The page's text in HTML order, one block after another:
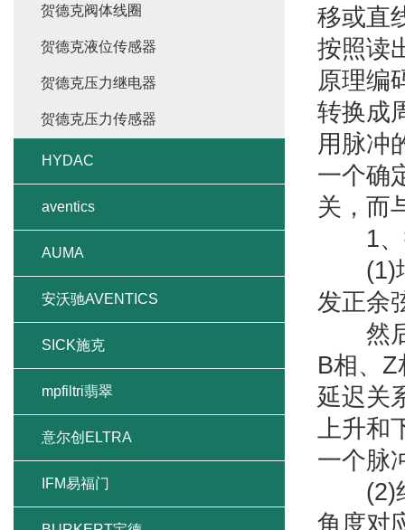
移或直
按照读
原理编
转换成
用脉冲
一个确
关，而
1、
(1)增
发正余
然后
B相、
延迟关
上升和
一个脉
(2)绝
角度对
贺德克阀体线圈
贺德克液位传感器
贺德克压力继电器
贺德克压力传感器
HYDAC
aventics
AUMA
安沃驰AVENTICS
SICK施克
mpfiltri翡翠
意尔创ELTRA
IFM易福门